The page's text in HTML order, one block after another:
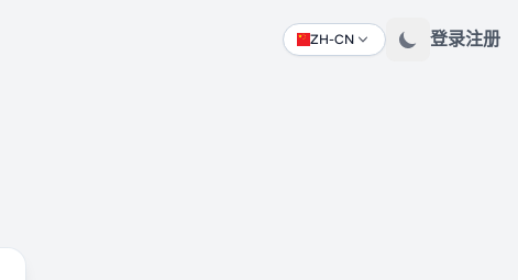
ZH-CN
Change language 登录注册